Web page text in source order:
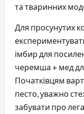
та тваринних
Для просунутих
імбир для
черемша + мед
Початківцям
песто, уважно
забувати про